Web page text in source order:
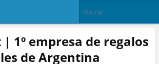
| 1º empresa de regalos
de Argentina